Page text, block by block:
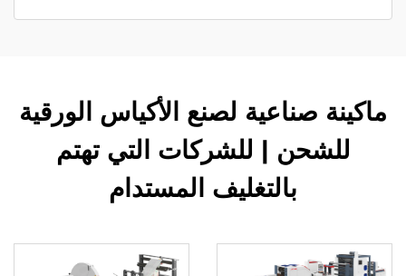
ماكينة صناعية لصنع الأكياس الورقية
للشحن | للشركات التي تهتم
بالتغليف المستدام